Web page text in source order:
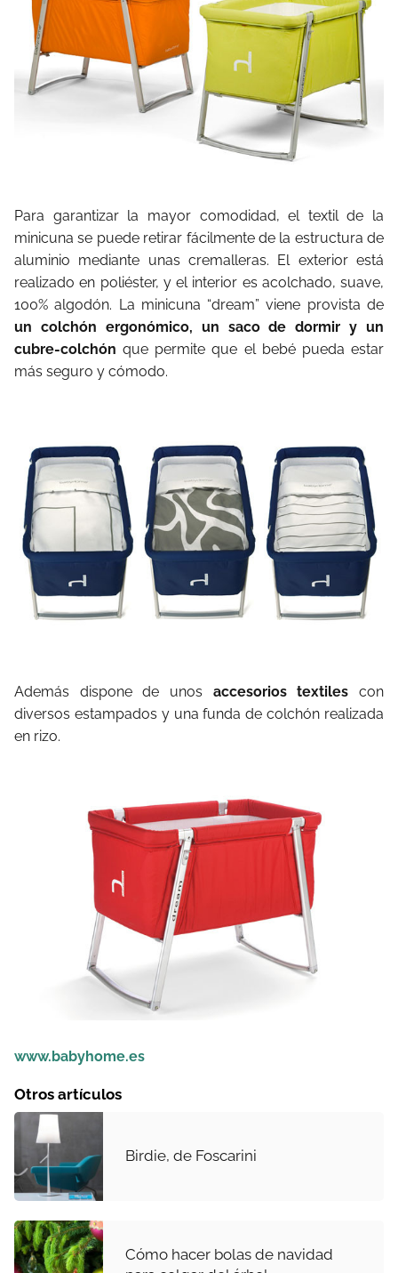
Para garantizar la mayor comodidad, el textil de la
minicuna se puede retirar fácilmente de la estructura de
aluminio mediante unas cremalleras. El exterior está
realizado en poliéster, y el interior es acolchado, suave,
100% algodón. La minicuna “dream” viene provista de
un colchón ergonómico, un saco de dormir y un
cubre-colchón que permite que el bebé pueda estar
más seguro y cómodo.
Además dispone de unos accesorios textilescon
diversos estampados y una funda de colchón realizada
en rizo.
www.babyhome.es
Otros artículos
Birdie, de Foscarini
Cómo hacer bolas de navidad